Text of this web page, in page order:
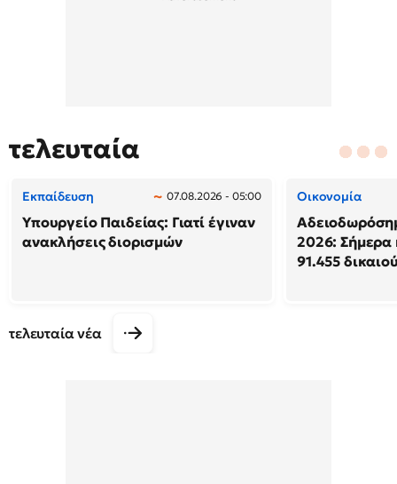
τελευταία
Εκπαίδευση 07.08.2026 - 05:00
Υπουργείο Παιδείας: Γιατί έγιναν
ανακλήσεις διορισμών
Οικονομία
2026: Σήμερα
91.455
τελευταία νέα